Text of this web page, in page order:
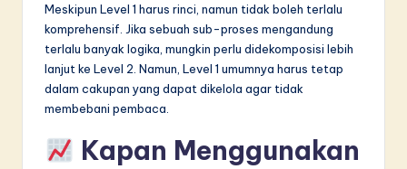
Meskipun Level 1 harus rinci, namun tidak boleh terlalu
komprehensif. Jika sebuah sub-proses mengandung
terlalu banyak logika, mungkin perlu didekomposisi lebih
lanjut ke Level 2. Namun, Level 1 umumnya harus tetap
dalam cakupan yang dapat dikelola agar tidak
membebani pembaca.
Kapan Menggunakan